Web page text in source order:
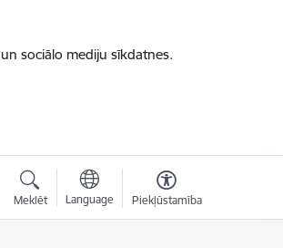
sociālo mediju sīkdatnes.
Meklēt Language Piekļūstamība